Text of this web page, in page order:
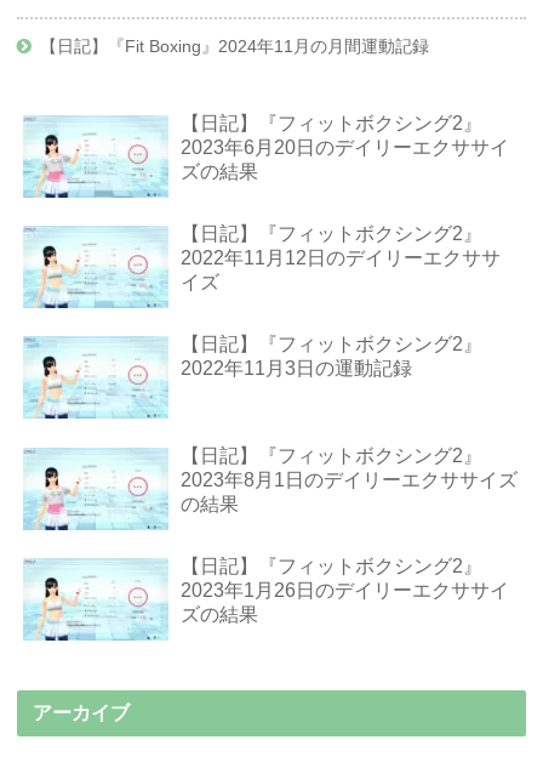
【日記】『Fit Boxing』2024年11月の月間運動記録
【日記】『フィットボクシング2』
2023年6月20日のデイリーエクササイ
ズの結果
【日記】『フィットボクシング2』
2022年11月12日のデイリーエクササ
イズ
【日記】『フィットボクシング2』
2022年11月3日の運動記録
【日記】『フィットボクシング2』
2023年8月1日のデイリーエクササイズ
の結果
【日記】『フィットボクシング2』
2023年1月26日のデイリーエクササイ
ズの結果
アーカイブ